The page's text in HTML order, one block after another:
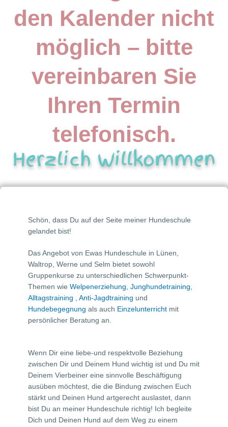
den Kalender nicht
möglich – bitte
vereinbaren Sie
Ihren Termin
telefonisch.
Herzlich Willkommen
Schön, dass Du auf der Seite meiner Hundeschule
gelandet bist!
Das Angebot von Ewas Hundeschule in Lünen,
Waltrop, Werne und Selm bietet sowohl
Gruppenkurse zu unterschiedlichen Schwerpunkt-
Themen wie Welpenerziehung, Junghundetraining,
Alltagstraining , Anti-Jagdtraining und
Hundebegegnung als auch Einzelunterricht mit
persönlicher Beratung an.
Wenn Dir eine liebe-und respektvolle Beziehung
zwischen Dir und Deinem Hund wichtig ist und Du mit
Deinem Vierbeiner eine sinnvolle Beschäftigung
ausüben möchtest, die die Bindung zwischen Euch
stärkt und Deinen Hund artgerecht auslastet, dann
bist Du an meiner Hundeschule richtig! Ich begleite
Dich und Deinen Hund auf dem Weg zu einem